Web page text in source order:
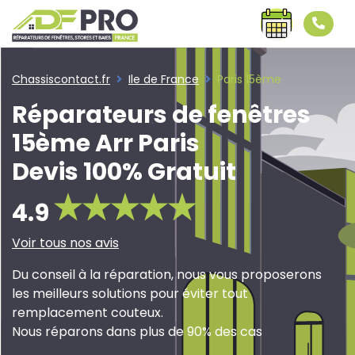
Chassiscontact.fr Ile de France Paris 15ème
Réparateurs de fenêtres
15ème Arr Paris
Devis 100% Gratuit
4.9
Voir tous nos avis
Du conseil à la réparation, nous vous proposerons
les meilleurs solutions pour éviter tout
remplacement couteux.
Nous réparons dans plus de 90% des cas